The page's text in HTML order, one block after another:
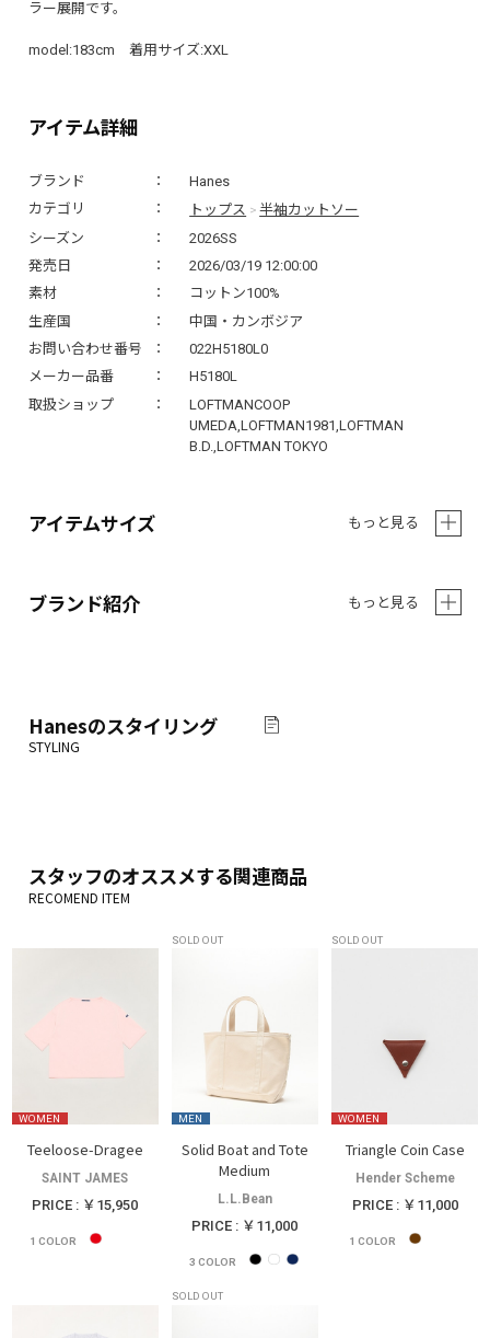
アイテム詳細
ブランド
Hanes
カテゴリ
トップス >半袖カットソー
シーズン
2026SS
発売日
2026/03/19 12:00:00
素材
コットン100%
生産国
中国・カンボジア
お問い合わせ番号
022H5180L0
メーカー品番
H5180L
取扱ショップ
LOFTMANCOOP
UMEDA,LOFTMAN1981,LOFTMAN
B.D.,LOFTMAN TOKYO
ラー展開です。
model:183cm 着用サイズ:XXL
アイテムサイズ もっと見る
ブランド紹介 もっと見る
Hanesのスタイリング
スタッフのオススメする関連商品
WOMEN
Teeloose-Dragee
SAINT JAMES
PRICE : ￥15,950
1 COLOR
SOLD OUT
MEN
Solid Boat and Tote
Medium
L.L.Bean
PRICE : ￥11,000
3 COLOR
SOLD OUT
WOMEN
Triangle Coin Case
Hender Scheme
PRICE : ￥11,000
1 COLOR
SOLD OUT